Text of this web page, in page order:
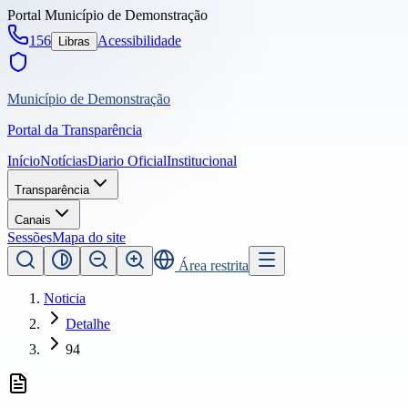
Portal Município de Demonstração
156
Libras Acessibilidade
Município de Demonstração
Portal da Transparência
InícioNotíciasDiario OficialInstitucional
Transparência
Canais
SessõesMapa do site
Área restrita
Noticia
Detalhe
94